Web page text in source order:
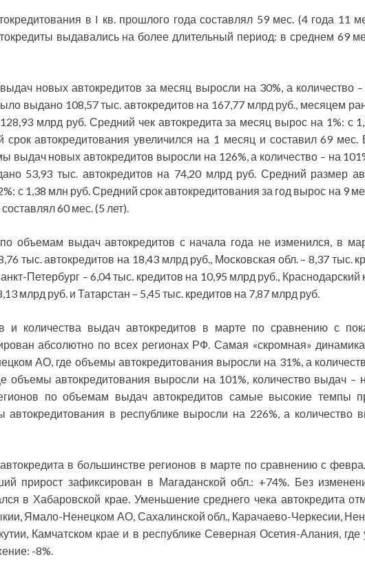
в I кв. прошлого года составлял 59 мес. (4 года 11
выдавались на более длительный период: в среднем 69
новых автокредитов за месяц выросли на 30%, а количество
выдано 108,57 тыс. автокредитов на 167,77 млрд руб., месяцем
млрд руб. Средний чек автокредита за месяц вырос на 1%: с
срок автокредитования увеличился на 1 месяц и составил 69 мес.
выдач новых автокредитов выросли на 126%, а количество – на
53,93 тыс. автокредитов на 74,20 млрд руб. Средний размер
с 1,38 млн руб. Средний срок автокредитования за год вырос на 9
60 мес. (5 лет).
объемам выдач автокредитов с начала года не изменился, в
тыс. автокредитов на 18,43 млрд руб., Московская обл. – 8,37 тыс.
Петербург – 6,04 тыс. кредитов на 10,95 млрд руб., Краснодарский
млрд руб. и Татарстан – 5,45 тыс. кредитов на 7,87 млрд руб.
и количества выдач автокредитов в марте по сравнению с
абсолютно по всех регионах РФ. Самая «скромная»
АО, где объемы автокредитования выросли на 31%, а
объемы автокредитования выросли на 101%, количество выдач –
по объемам выдач автокредитов самые высокие темпы
в республике выросли на 226%, а количество
в большинстве регионов в марте по сравнению с
прирост зафиксирован в Магаданской обл.: +74%. Без
в Хабаровской крае. Уменьшение среднего чека автокредита
Ямало-Ненецком АО, Сахалинской обл., Карачаево-Черкесии,
Камчатском крае и в республике Северная Осетия-Алания, где
-8%.